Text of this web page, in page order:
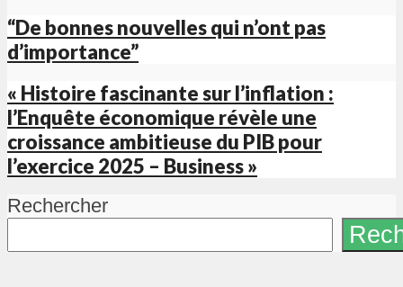
“De bonnes nouvelles qui n’ont pas
d’importance”
« Histoire fascinante sur l’inflation :
l’Enquête économique révèle une
croissance ambitieuse du PIB pour
l’exercice 2025 – Business »
Rechercher